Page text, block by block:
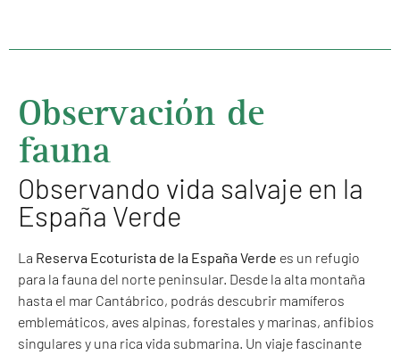
Observación de
fauna
Observando vida salvaje en la
España Verde
La Reserva Ecoturista de la España Verde es un refugio
para la fauna del norte peninsular. Desde la alta montaña
hasta el mar Cantábrico, podrás descubrir mamíferos
emblemáticos, aves alpinas, forestales y marinas, anfibios
singulares y una rica vida submarina. Un viaje fascinante